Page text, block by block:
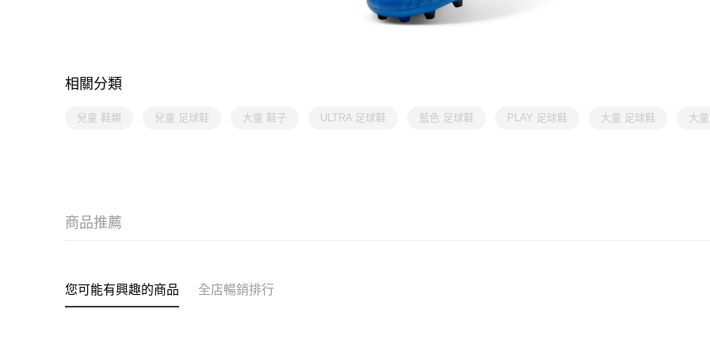
相關分類
兒童 鞋類 兒童 足球鞋 大童 鞋子 ULTRA 足球鞋 藍色 足球鞋 PLAY 足球鞋 大童 足球鞋 大
商品推薦
您可能有興趣的商品 全店暢銷排行